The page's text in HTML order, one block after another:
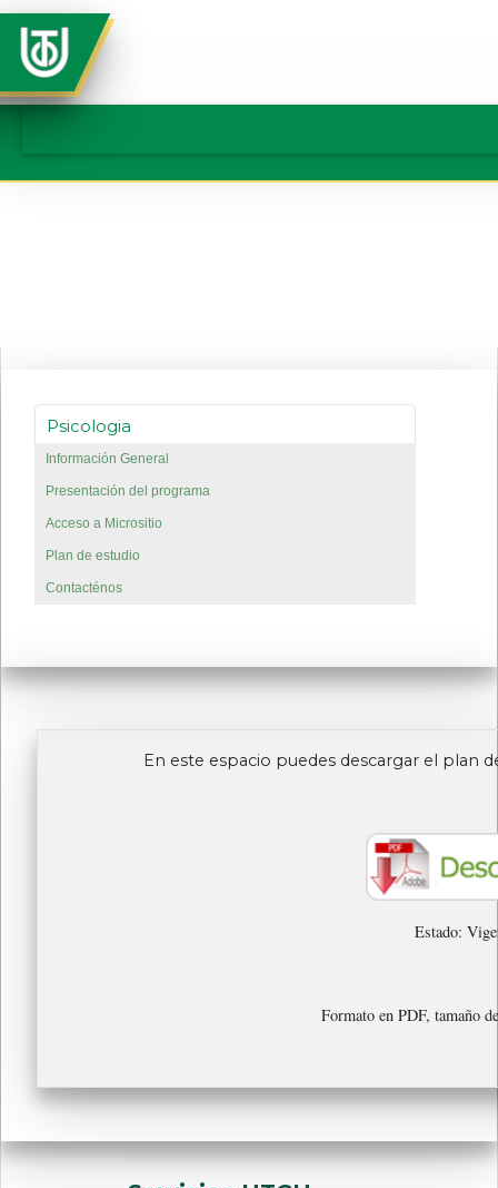
BannerPsicologia
Psicologia
Información General
Presentación del programa
Acceso a Micrositio
Plan de estudio
Contacténos
En este espacio puedes descargar el plan
Estado:
Formato en PDF, tamaño